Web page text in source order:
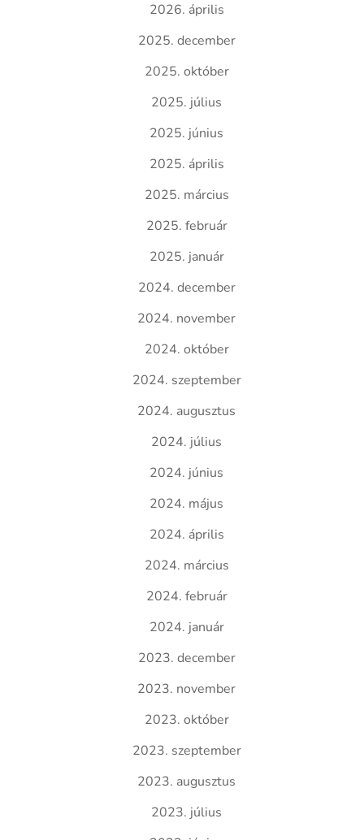
2026. április
2025. december
2025. október
2025. július
2025. június
2025. április
2025. március
2025. február
2025. január
2024. december
2024. november
2024. október
2024. szeptember
2024. augusztus
2024. július
2024. június
2024. május
2024. április
2024. március
2024. február
2024. január
2023. december
2023. november
2023. október
2023. szeptember
2023. augusztus
2023. július